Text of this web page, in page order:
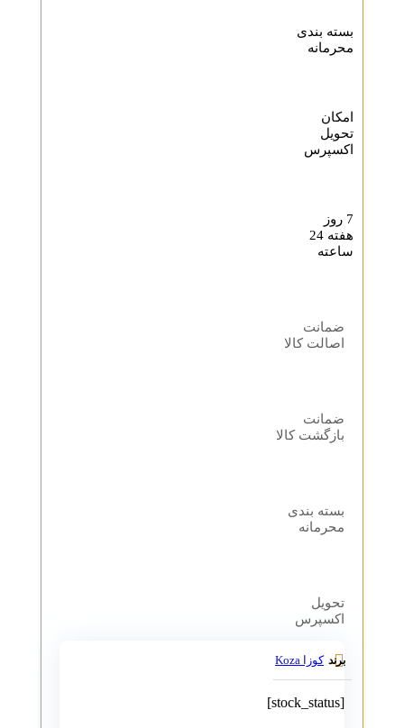
بسته بندی
محرمانه
تحویل
اکسپرس
هفته 24
ساعته
ضمانت
اصالت کالا
ضمانت
بازگشت کالا
بسته بندی
محرمانه
تحویل
اکسپرس
کوزا Koza